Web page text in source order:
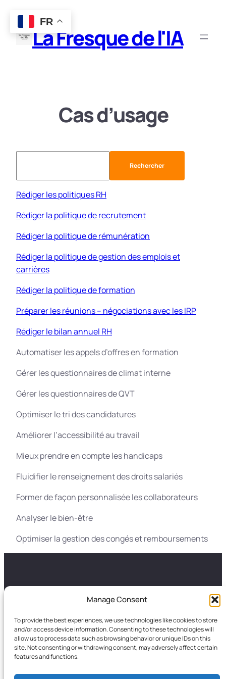
Manage Consent
To provide the best experiences, we use technologies like cookies to store
and/or access device information. Consenting to these technologies will
allow us to process data such as browsing behavior or unique IDs on this
site. Not consenting or withdrawing consent, may adversely affect certain
features and functions.
contenuLa Fresque de l'IA
Cas d’usage
Rechercher
Rédiger les politiques RH
Rédiger la politique de recrutement
Rédiger la politique de rémunération
Rédiger la politique de gestion des emplois et
carrières
Rédiger la politique de formation
Préparer les réunions – négociations avec les IRP
Rédiger le bilan annuel RH
Automatiser les appels d’offres en formation
Gérer les questionnaires de climat interne
Gérer les questionnaires de QVT
Optimiser le tri des candidatures
Améliorer l’accessibilité au travail
Mieux prendre en compte les handicaps
Fluidifier le renseignement des droits salariés
Former de façon personnalisée les collaborateurs
Analyser le bien-être
Optimiser la gestion des congés et remboursements
Nos autres formations
Portfolio
Blog
Formation
Les fondateurs
Les animateurs de La
FR